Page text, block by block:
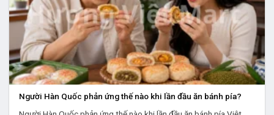
Người Hàn Quốc phản ứng thế nào khi lần đầu ăn bánh pía?